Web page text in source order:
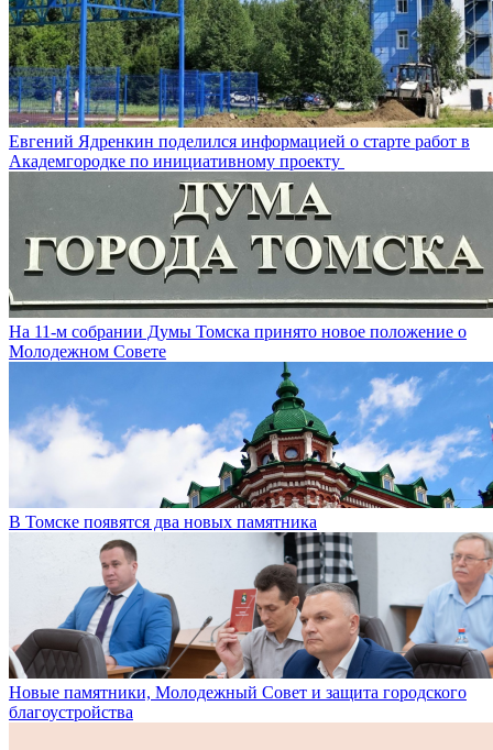
Евгений Ядренкин поделился информацией о старте работ в
Академгородке по инициативному проекту
На 11-м собрании Думы Томска принято новое положение о
Молодежном Совете
В Томске появятся два новых памятника
Новые памятники, Молодежный Совет и защита городского
благоустройства